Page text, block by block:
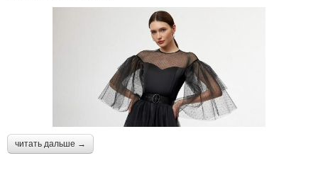
читать дальше →